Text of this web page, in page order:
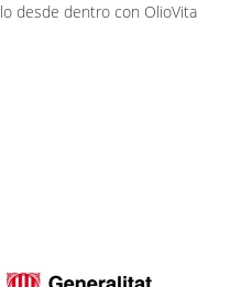
desde dentro con OlioVita